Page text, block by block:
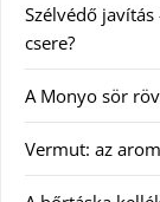
Szélvédő
csere?
A Monyo sör
Vermut: az